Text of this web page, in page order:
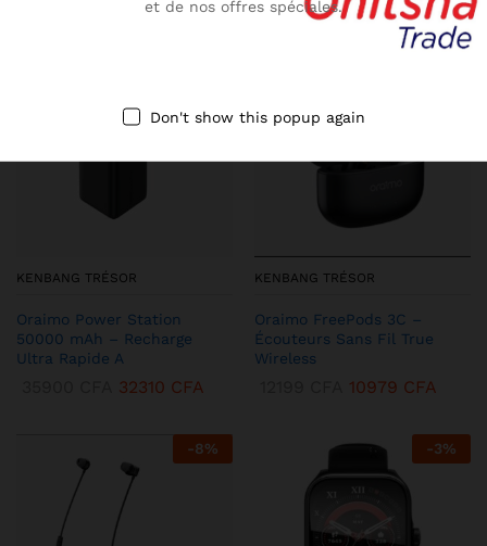
KENBANG TRÉSOR
Oraimo Power Station
50000 mAh – Recharge
Ultra Rapide A
32310 CFA
- %
KENBANG TRÉSOR
Oraimo FreePods 3C –
Écouteurs Sans Fil True
Wireless
10979 CFA
-8% -3%
et de nos offres spéciales.
Don't show this popup again